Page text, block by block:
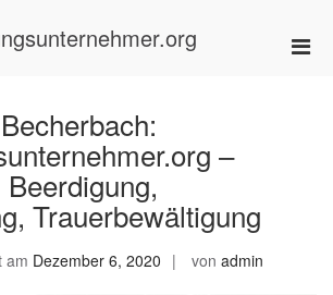
–
Trauerbewältigung
am Dezember 6, 2020 von admin